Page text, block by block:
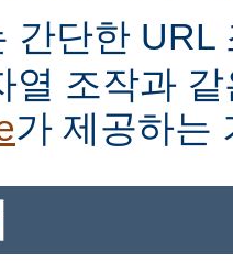
간단한 URL
열 조작과
가 제공하는